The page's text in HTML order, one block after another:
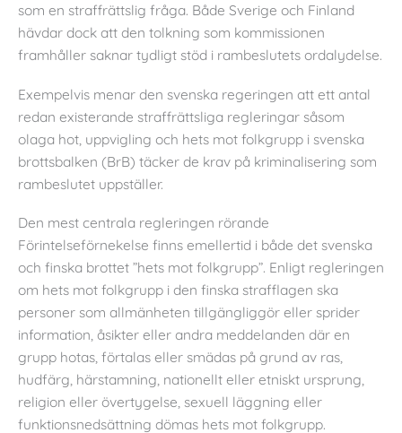
som en straffrättslig fråga. Både Sverige och Finland
hävdar dock att den tolkning som kommissionen
framhåller saknar tydligt stöd i rambeslutets ordalydelse.
Exempelvis menar den svenska regeringen att ett antal
redan existerande straffrättsliga regleringar såsom
olaga hot, uppvigling och hets mot folkgrupp i svenska
brottsbalken (BrB) täcker de krav på kriminalisering som
rambeslutet uppställer.
Den mest centrala regleringen rörande
Förintelseförnekelse finns emellertid i både det svenska
och finska brottet ”hets mot folkgrupp”. Enligt regleringen
om hets mot folkgrupp i den finska strafflagen ska
personer som allmänheten tillgängliggör eller sprider
information, åsikter eller andra meddelanden där en
grupp hotas, förtalas eller smädas på grund av ras,
hudfärg, härstamning, nationellt eller etniskt ursprung,
religion eller övertygelse, sexuell läggning eller
funktionsnedsättning dömas hets mot folkgrupp.